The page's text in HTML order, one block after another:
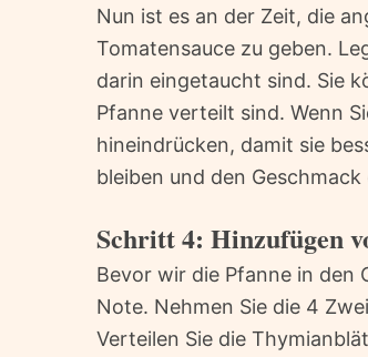
Nun ist es an der Zeit, die
Tomatensauce zu geben.
darin eingetaucht sind. Sie
Pfanne verteilt sind. Wenn
hineindrücken, damit sie
bleiben und den
Schritt 4: Hinzufügen
Bevor wir die Pfanne in den
Note. Nehmen Sie die 4
Verteilen Sie die